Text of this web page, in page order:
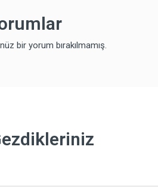
bir yorum bırakılmamış.